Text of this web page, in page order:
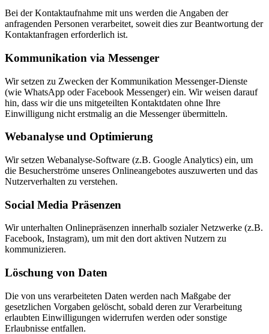
Bei der Kontaktaufnahme mit uns werden die Angaben der
anfragenden Personen verarbeitet, soweit dies zur Beantwortung der
Kontaktanfragen erforderlich ist.
Kommunikation via Messenger
Wir setzen zu Zwecken der Kommunikation Messenger-Dienste
(wie WhatsApp oder Facebook Messenger) ein. Wir weisen darauf
hin, dass wir die uns mitgeteilten Kontaktdaten ohne Ihre
Einwilligung nicht erstmalig an die Messenger übermitteln.
Webanalyse und Optimierung
Wir setzen Webanalyse-Software (z.B. Google Analytics) ein, um
die Besucherströme unseres Onlineangebotes auszuwerten und das
Nutzerverhalten zu verstehen.
Social Media Präsenzen
Wir unterhalten Onlinepräsenzen innerhalb sozialer Netzwerke (z.B.
Facebook, Instagram), um mit den dort aktiven Nutzern zu
kommunizieren.
Löschung von Daten
Die von uns verarbeiteten Daten werden nach Maßgabe der
gesetzlichen Vorgaben gelöscht, sobald deren zur Verarbeitung
erlaubten Einwilligungen widerrufen werden oder sonstige
Erlaubnisse entfallen.